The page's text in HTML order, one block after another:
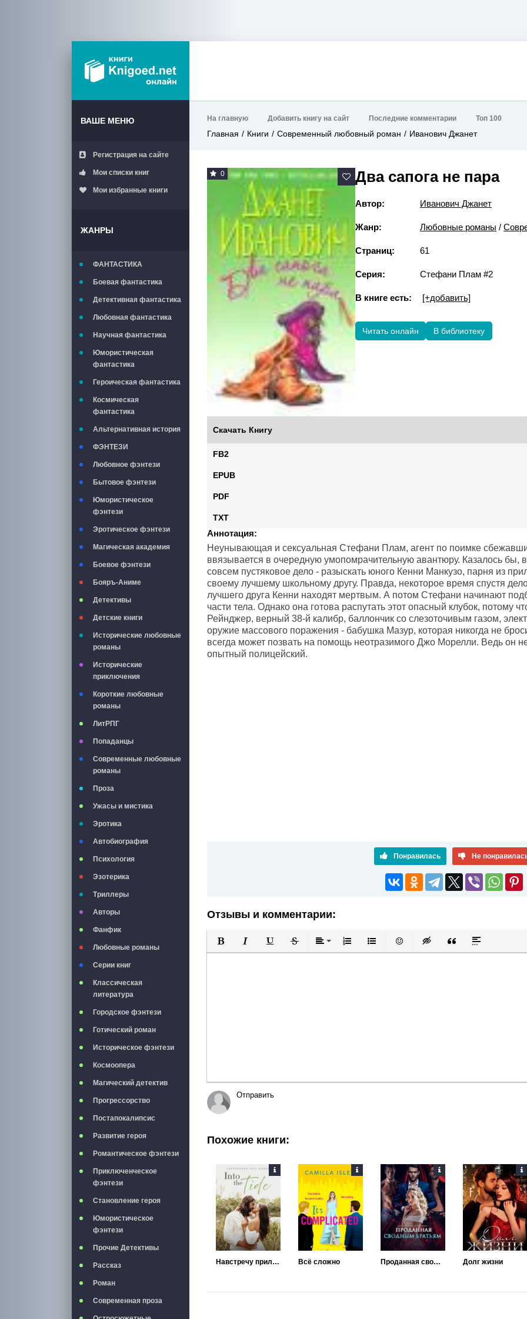
ВАШЕ МЕНЮ
Регистрация на сайте
Мои списки книг
Мои избранные книги
ЖАНРЫ
ФАНТАСТИКА
Боевая фантастика
Детективная фантастика
Любовная фантастика
Научная фантастика
Юмористическая
фантастика
Героическая фантастика
Космическая
фантастика
Альтернативная история
ФЭНТЕЗИ
Любовное фэнтези
Бытовое фэнтези
Юмористическое
фэнтези
Эротическое фэнтези
Магическая академия
Боевое фэнтези
Бояръ-Аниме
Детективы
Детские книги
Исторические любовные
романы
Исторические
приключения
Короткие любовные
романы
ЛитРПГ
Попаданцы
Современные любовные
романы
Проза
Ужасы и мистика
Эротика
Автобиография
Психология
Эзотерика
Триллеры
Авторы
Фанфик
Любовные романы
Серии книг
Классическая
литература
Городское фэнтези
Готический роман
Историческое фэнтези
Космоопера
Магический детектив
Прогрессорство
Постапокалипсис
Развитие героя
Романтическое фэнтези
Приключенческое
фэнтези
Становление героя
Юмористическое
фэнтези
Прочие Детективы
Рассказ
Роман
Современная проза
На главную Добавить книгу на сайт Последние комментарии Топ 100
Главная Книги Современный любовный роман Иванович Джанет
0 Два сапога не пара
Автор: Иванович Джанет
Жанр: Любовные романы /
Страниц: 61
Серия: Стефани Плам #2
В книге есть: [+добавить]
Читать онлайн В библиотеку
Скачать Книгу
FB2
EPUB
PDF
TXT
Аннотация:
Неунывающая и сексуальная Стефани Плам, агент по поимке
ввязывается в очередную умопомрачительную авантюру. Казалось бы,
совсем пустяковое дело - разыскать юного Кенни Манкузо, парня из
своему лучшему школьному другу. Правда, некоторое время спустя
лучшего друга Кенни находят мертвым. А потом Стефани начинают
части тела. Однако она готова распутать этот опасный клубок, потому
Рейнджер, верный 38-й калибр, баллончик со слезоточивым газом,
оружие массового поражения - бабушка Мазур, которая никогда не
всегда может позвать на помощь неотразимого Джо Морелли. Ведь он
опытный полицейский.
Понравилась Не
Отзывы и комментарии:
Полужирный
КурсивПодчеркнутый
ЗачеркнутыйВыравнивание
Нумерованный список
Маркированный список
Вставить смайлик
Вставка скрытого текста
Вставка цитаты
Вставка
Отправить
Похожие книги:
Навстречу приливу Всё сложно Проданная сводным братьям Долг жизни